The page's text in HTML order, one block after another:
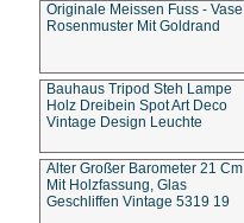
Originale Meissen Fuss - Vase
Rosenmuster Mit Goldrand
Bauhaus Tripod Steh Lampe
Holz Dreibein Spot Art Deco
Vintage Design Leuchte
Alter Großer Barometer 21 Cm
Mit Holzfassung, Glas
Geschliffen Vintage 5319 19